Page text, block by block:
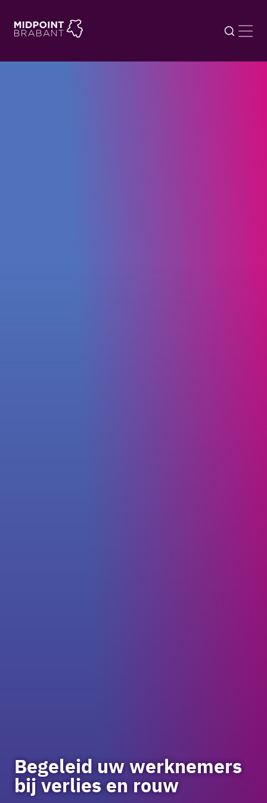
Begeleid uw werknemers
bij verlies en rouw